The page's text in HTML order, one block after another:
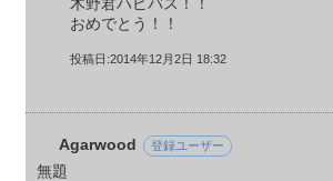
おめでとう！！
投稿日:2014年12月2日 18:32
Agarwood 登録ユーザー
無題